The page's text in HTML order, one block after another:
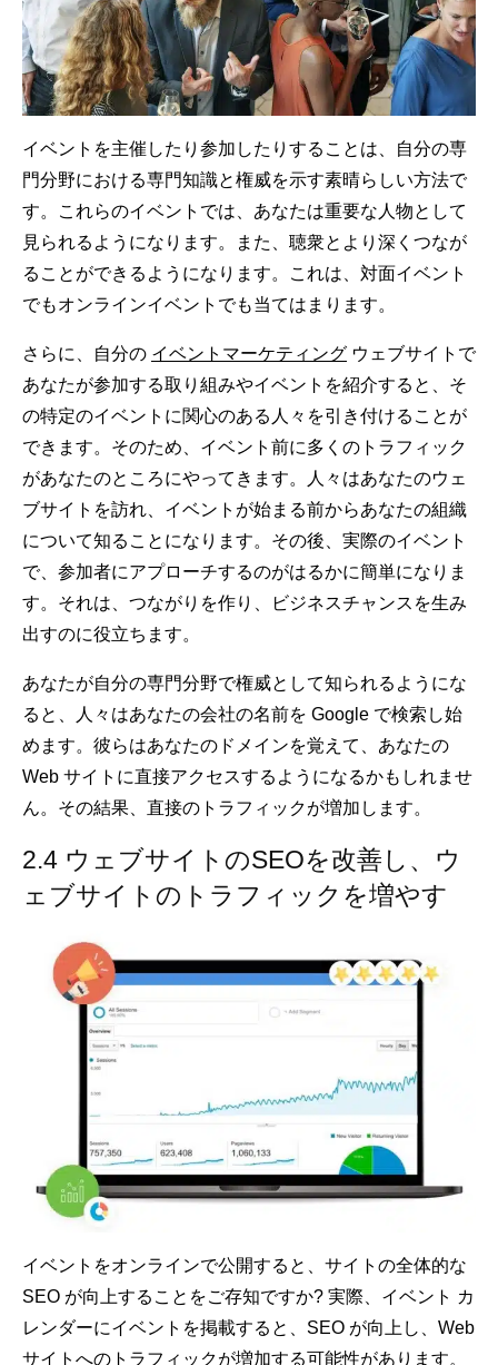
イベントを主催したり参加したりすることは、自分の専
門分野における専門知識と権威を示す素晴らしい方法で
す。これらのイベントでは、あなたは重要な人物として
見られるようになります。また、聴衆とより深くつなが
ることができるようになります。これは、対面イベント
でもオンラインイベントでも当てはまります。
さらに、自分の イベントマーケティング ウェブサイトで
あなたが参加する取り組みやイベントを紹介すると、そ
の特定のイベントに関心のある人々を引き付けることが
できます。そのため、イベント前に多くのトラフィック
があなたのところにやってきます。人々はあなたのウェ
ブサイトを訪れ、イベントが始まる前からあなたの組織
について知ることになります。その後、実際のイベント
で、参加者にアプローチするのがはるかに簡単になりま
す。それは、つながりを作り、ビジネスチャンスを生み
出すのに役立ちます。
あなたが自分の専門分野で権威として知られるようにな
ると、人々はあなたの会社の名前を Google で検索し始
めます。彼らはあなたのドメインを覚えて、あなたの
Web サイトに直接アクセスするようになるかもしれませ
ん。その結果、直接のトラフィックが増加します。
2.4 ウェブサイトのSEOを改善し、ウ
ェブサイトのトラフィックを増やす
イベントをオンラインで公開すると、サイトの全体的な
SEO が向上することをご存知ですか? 実際、イベント カ
レンダーにイベントを掲載すると、SEO が向上し、Web
サイトへのトラフィックが増加する可能性があります。